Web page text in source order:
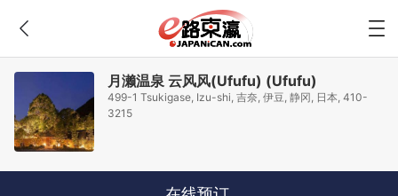
月濑温泉 云风风(Ufufu) (Ufufu)
499-1 Tsukigase, Izu-shi, 吉奈, 伊豆, 静冈, 日本, 410-
3215